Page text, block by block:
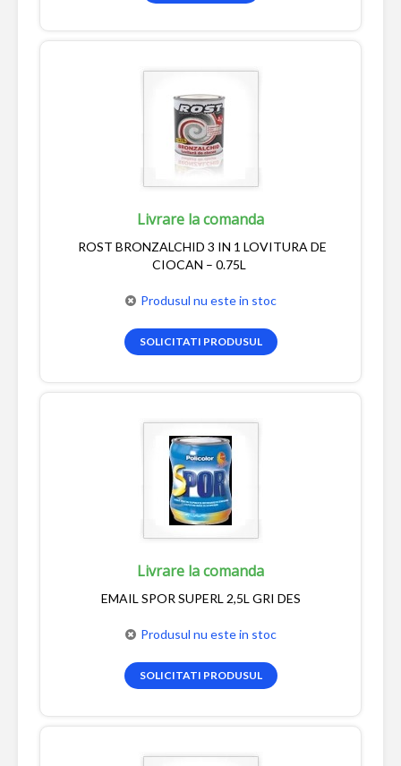
Livrare la comanda
ROST BRONZALCHID 3 IN 1 LOVITURA DE
CIOCAN – 0.75L
Produsul nu este in stoc
SOLICITATI PRODUSUL
Livrare la comanda
EMAIL SPOR SUPERL 2,5L GRI DES
Produsul nu este in stoc
SOLICITATI PRODUSUL